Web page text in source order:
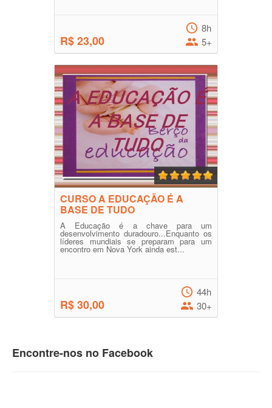
R$ 23,00
8h
5+
CURSO A EDUCAÇÃO É A
BASE DE TUDO
A Educação é a chave para um
desenvolvimento duradouro...Enquanto os
líderes mundiais se preparam para um
encontro em Nova York ainda est...
R$ 30,00
44h
30+
Encontre-nos no Facebook